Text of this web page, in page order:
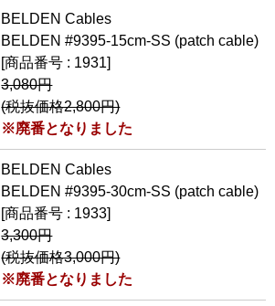
BELDEN Cables
BELDEN #9395-15cm-SS (patch cable)
[商品番号 : 1931]
3,080円
(税抜価格2,800円)
※廃番となりました
BELDEN Cables
BELDEN #9395-30cm-SS (patch cable)
[商品番号 : 1933]
3,300円
(税抜価格3,000円)
※廃番となりました